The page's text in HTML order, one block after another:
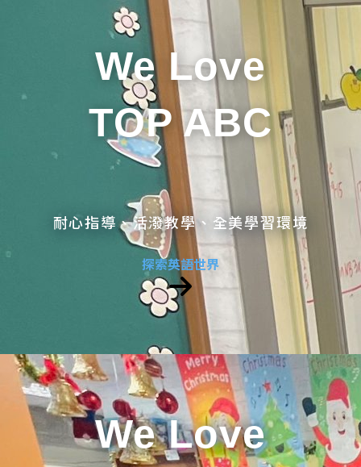
We Love
TOP ABC
耐心指導、活潑教學、全美學習環境
探索英語世界
We Love